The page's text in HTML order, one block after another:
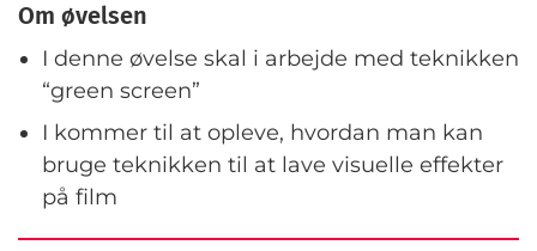
Om øvelsen
I denne øvelse skal i arbejde med teknikken
“green screen”
I kommer til at opleve, hvordan man kan
bruge teknikken til at lave visuelle effekter
på film